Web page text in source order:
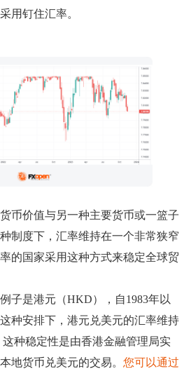
用钉住汇率。
币价值与另一种主要货币或一篮子
制度下，汇率维持在一个非常狭窄
的国家采用这种方式来稳定全球贸
子是港元（HKD），自1983年以
种安排下，港元兑美元的汇率维持
种稳定性是由香港金融管理局实
地货币兑美元的交易。 您可以通过